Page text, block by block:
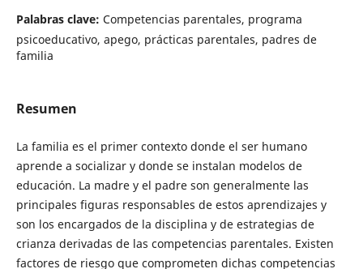
Palabras clave: Competencias parentales, programa
psicoeducativo, apego, prácticas parentales, padres de
familia
Resumen
La familia es el primer contexto donde el ser humano
aprende a socializar y donde se instalan modelos de
educación. La madre y el padre son generalmente las
principales figuras responsables de estos aprendizajes y
son los encargados de la disciplina y de estrategias de
crianza derivadas de las competencias parentales. Existen
factores de riesgo que comprometen dichas competencias